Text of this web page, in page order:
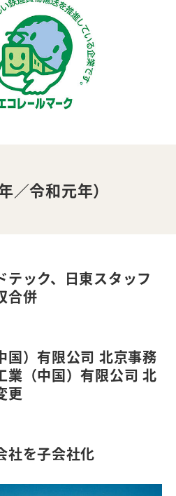
／令和元年）
テック、日東スタッフ
合併
国）有限公司 北京事務
業（中国）有限公司 北
更
社を子会社化